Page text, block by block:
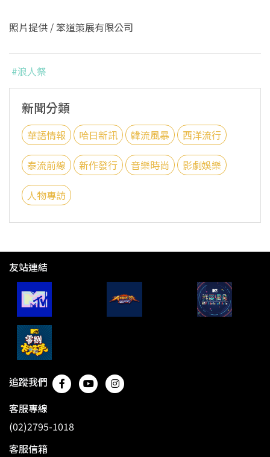
照片提供 / 笨道策展有限公司
#浪人祭
新聞分類
華語情報 哈日新訊 韓流風暴 西洋流行
泰流前線 新作發行 音樂時尚 影劇娛樂
人物專訪
友站連結
追蹤我們
客服專線
(02)2795-1018
客服信箱